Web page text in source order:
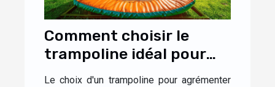
Comment choisir le
trampoline idéal pour
votre jardin
Le choix d'un trampoline pour agrémenter